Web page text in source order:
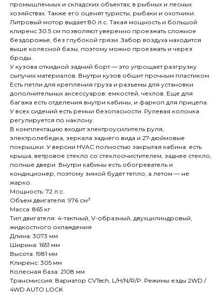
промышленных и складских объектах; в рыбных и лесных
хозяйствах. Также его оценят туристы, рыбаки и охотники.
Литровый мотор выдает 80 л.с. Такая мощность и большой
клиренс 30.5 см позволяют уверенно проезжать сложное
бездорожье, без глубокой грязи. Забор воздуха находится
выше колесной базы, поэтому можно проезжать и через
броды.
У кузова откидной задний борт — это упрощает разгрузку
сыпучих материалов. Внутри кузов обшит прочным пластиком.
Есть петли для крепления груза и разъемы для установки
дополнительных аксессуаров: емкостей, чехлов. Еще для
багажа есть отделения внутри кабины, и фаркоп для прицепа.
У всех сидений есть ремни безопасности. Рулевая колонка
регулируется по наклону.
В комплектацию входит электроусилитель руля,
электролебедка, зеркала заднего вида и 27-дюймовые
покрышки. У версии HVAC полностью закрытая кабина: есть
крыша, ветровое стекло со стеклоочистителем, заднее стекло,
полные двери. Внутри кабины есть обогреватель и
кондиционер, поэтому зимой будет тепло, а летом — не
жарко.
Мощность: 72 л.с.
Объем двигателя: 976 см³
Масса: 865 кг
Тип двигателя: 4-тактный, V-образный, двухцилиндровый,
жидкостного охлаждения
Длина: 3073 мм
Ширина: 1651 мм
Высота: 1981 мм
Клиренс: 305 мм
Колесная база: 2108 мм
Трансмиссия: Вариатор CVTech, L/H/N/R/P. Режимы езды 2WD /
4WD AUTO LOCK